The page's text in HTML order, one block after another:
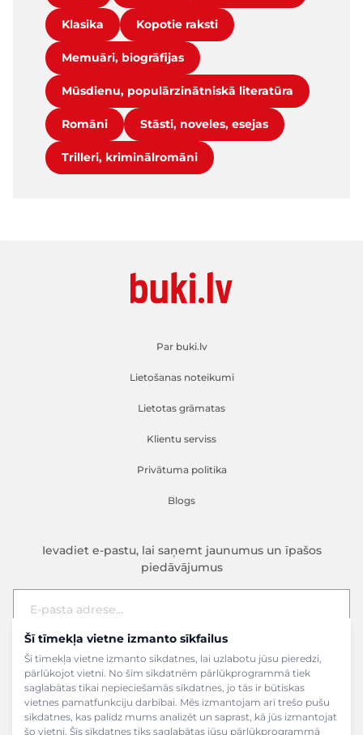
Šī tīmekļa vietne izmanto sīkfailus
Šī tīmekļa vietne izmanto sīkdatnes, lai uzlabotu jūsu pieredzi,
pārlūkojot vietni. No šīm sīkdatnēm pārlūkprogrammā tiek
saglabātas tikai nepieciešamās sīkdatnes, jo tās ir būtiskas
vietnes pamatfunkciju darbībai. Mēs izmantojam arī trešo pušu
sīkdatnes, kas palīdz mums analizēt un saprast, kā jūs izmantojat
šo vietni. Šīs sīkdatnes tiks saglabātas jūsu pārlūkprogrammā
Klasika Kopotie raksti
Memuāri, biogrāfijas
Mūsdienu, populārzinātniskā literatūra
Romāni Stāsti, noveles, esejas
Trilleri, kriminālromāni
Par buki.lv
Lietošanas noteikumi
Lietotas grāmatas
Klientu serviss
Privātuma politika
Blogs
Ievadiet e-pastu, lai saņemt jaunumus un īpašos
piedāvājumus
E-pasta adrese
Pieteikties